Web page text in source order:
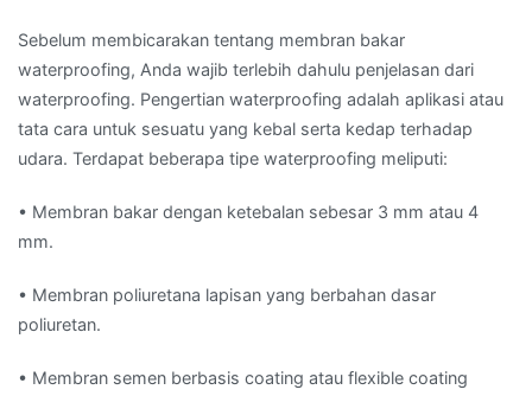
Sebelum membicarakan tentang membran bakar
waterproofing, Anda wajib terlebih dahulu penjelasan dari
waterproofing. Pengertian waterproofing adalah aplikasi atau
tata cara untuk sesuatu yang kebal serta kedap terhadap
udara. Terdapat beberapa tipe waterproofing meliputi:
• Membran bakar dengan ketebalan sebesar 3 mm atau 4
mm.
• Membran poliuretana lapisan yang berbahan dasar
poliuretan.
• Membran semen berbasis coating atau flexible coating